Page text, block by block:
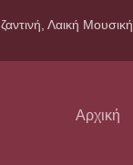
Λαική Μουσική
Αρχική